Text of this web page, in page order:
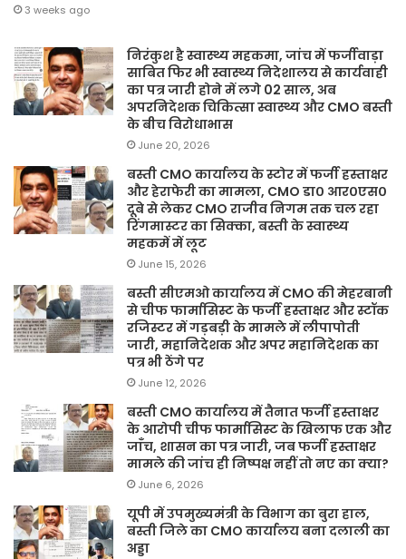
3 weeks ago
निरंकुश है स्वास्थ्य महकमा, जांच में फर्जीवाड़ा
साबित फिर भी स्वास्थ्य निदेशालय से कार्यवाही
का पत्र जारी होने में लगे 02 साल, अब
अपरनिदेशक चिकित्सा स्वास्थ्य और CMO बस्ती
के बीच विरोधाभास
June 20, 2026
बस्ती CMO कार्यालय के स्टोर में फर्जी हस्ताक्षर
और हेराफेरी का मामला, CMO डा० आर०एस०
दूबे से लेकर CMO राजीव निगम तक चल रहा
रिंगमास्टर का सिक्का, बस्ती के स्वास्थ्य
महकमें में लूट
June 15, 2026
बस्ती सीएमओ कार्यालय में CMO की मेहरबानी
से चीफ फार्मासिस्ट के फर्जी हस्ताक्षर और स्टॉक
रजिस्टर में गड़बड़ी के मामले में लीपापोती
जारी, महानिदेशक और अपर महानिदेशक का
पत्र भी ठेंगे पर
June 12, 2026
बस्ती CMO कार्यालय में तैनात फर्जी हस्ताक्षर
के आरोपी चीफ फार्मासिस्ट के खिलाफ एक और
जाँच, शासन का पत्र जारी, जब फर्जी हस्ताक्षर
मामले की जांच ही निष्पक्ष नहीं तो नए का क्या?
June 6, 2026
यूपी में उपमुख्यमंत्री के विभाग का बुरा हाल,
बस्ती जिले का CMO कार्यालय बना दलाली का
अड्डा